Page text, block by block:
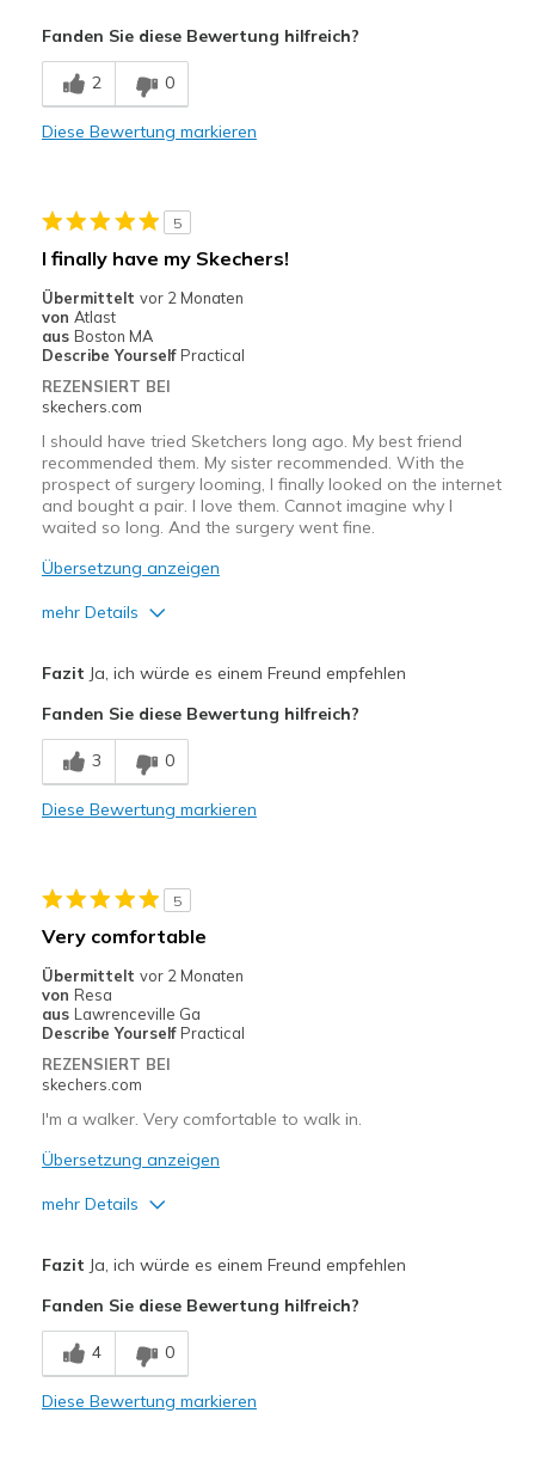
Sizing
Fanden Sie diese Bewertung hilfreich?
2 0
Diese Bewertung markieren
5
I finally have my Skechers!
Übermittelt vor 2 Monaten
von Atlast
aus Boston MA
Describe Yourself Practical
REZENSIERT BEI
skechers.com
I should have tried Sketchers long ago. My best friend
recommended them. My sister recommended. With the
prospect of surgery looming, I finally looked on the internet
and bought a pair. I love them. Cannot imagine why I
waited so long. And the surgery went fine.
Übersetzung anzeigen
mehr Details
Breathe Well
Durable
Casual Wear
Sizing
Feels true to size
View On Shoes
Fazit Ja, ich würde es einem Freund empfehlen
Fanden Sie diese Bewertung hilfreich?
3 0
Diese Bewertung markieren
5
Very comfortable
Übermittelt vor 2 Monaten
von Resa
aus Lawrenceville Ga
Describe Yourself Practical
REZENSIERT BEI
skechers.com
I'm a walker. Very comfortable to walk in.
Übersetzung anzeigen
mehr Details
Comfortable
Geeignete Verwendung
Casual Wear
Fazit Ja, ich würde es einem Freund empfehlen
Fanden Sie diese Bewertung hilfreich?
4 0
Diese Bewertung markieren